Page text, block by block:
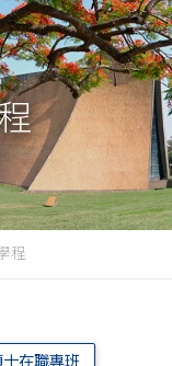
程
士在職專班